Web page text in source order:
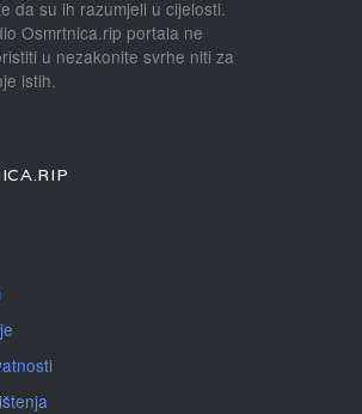
da su ih razumjeli u cijelosti.
Osmrtnica.rip portala ne
u nezakonite svrhe niti za
istih.